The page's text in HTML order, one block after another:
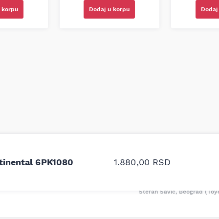
korpu Dodaj u korpu
6PK1080 1.880,00 RSD
sam više puta auto
za proizvođača i
tačan naziv i tip
ali me je Miloš
Stefan Savić, Beograd